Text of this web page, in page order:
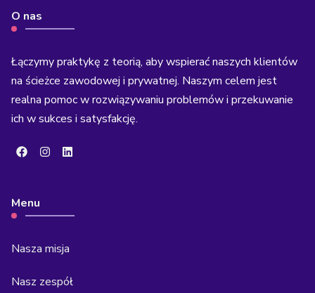
O nas
Łączymy praktykę z teorią, aby wspierać naszych klientów
na ścieżce zawodowej i prywatnej. Naszym celem jest
realna pomoc w rozwiązywaniu problemów i przekuwanie
ich w sukces i satysfakcję.
Menu
Nasza misja
Nasz zespół